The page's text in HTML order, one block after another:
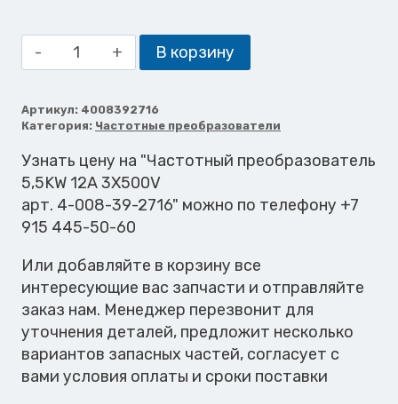
Количество
товара
преобразователь
5,5KW
12A
3X500V
В корзину
Артикул: 4008392716
Категория: Частотные преобразователи
Узнать цену на "Частотный преобразователь
5,5KW 12A 3X500V
арт. 4-008-39-2716" можно по телефону +7
915 445-50-60
Или добавляйте в корзину все
интересующие вас запчасти и отправляйте
заказ нам. Менеджер перезвонит для
уточнения деталей, предложит несколько
вариантов запасных частей, согласует с
вами условия оплаты и сроки поставки